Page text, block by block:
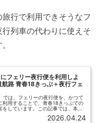
行で利用できそうなフ
列車の代わりに使えそ
フェリー夜行便を利用しよ
航路 青春18きっぷ＋夜行フェ
では、フェリーの夜行便を、かつて
利用することで、青春18きっぷでの
しています。この記事では、本州
に便利なフェリーの夜行便（夜行フ
いる航路について紹介します。
2026.04.24